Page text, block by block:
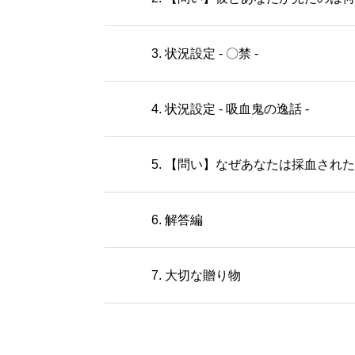
3. 状況設定 - 〇禁 -
4. 状況設定 - 吸血鬼の逸話 -
5. 【問い】なぜあなたは採血され
6. 解答編
7. 大切な贈り物